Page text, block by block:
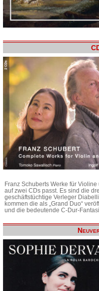
Franz Schuberts Werke für
auf zwei CDs passt. Es sind die
geschäftstüchtige Verleger
kommen die als „Grand Duo“
und die bedeutende C-Dur-